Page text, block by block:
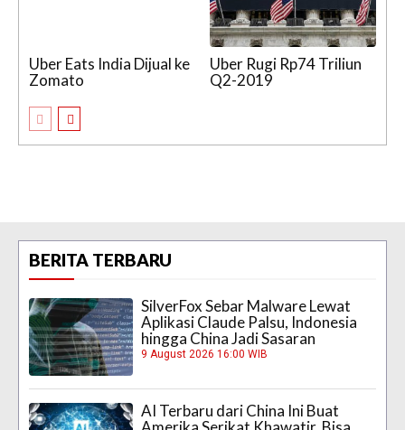
Uber Eats India Dijual ke
Zomato
Uber Rugi Rp74 Triliun
Q2-2019
BERITA TERBARU
SilverFox Sebar Malware Lewat
Aplikasi Claude Palsu, Indonesia
hingga China Jadi Sasaran
9 August 2026 16:00 WIB
AI Terbaru dari China Ini Buat